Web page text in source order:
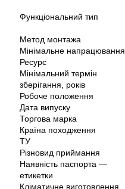
Функціональний тип
Метод монтажа
Мінімальне напрацювання
Ресурс
Мінімальний термін
зберігання, років
Робоче положення
Дата випуску
Торгова марка
Країна походження
ТУ
Різновид приймання
Наявність паспорта —
етикетки
Кліматичне виготовлення